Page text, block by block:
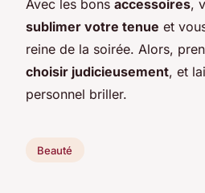
Avec les bons accessoires,
sublimer votre tenue et
reine de la soirée. Alors,
choisir judicieusement, et
personnel briller.
Beauté